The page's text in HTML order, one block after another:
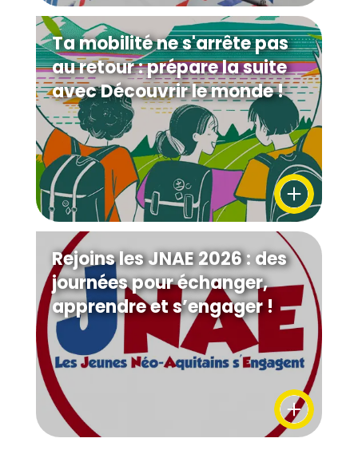
Ta mobilité ne s'arrête pas
au retour : prépare la suite
avec Découvrir le monde !
Rejoins les JNAE 2026 : des
journées pour échanger,
apprendre et s’engager !